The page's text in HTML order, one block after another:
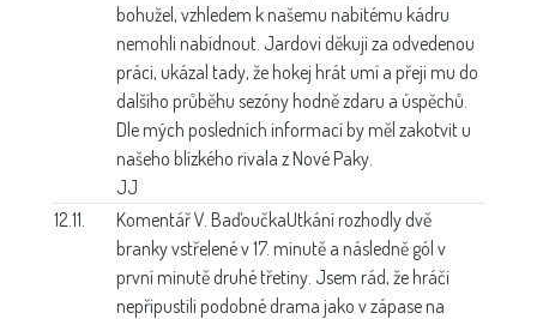
bohužel, vzhledem k našemu nabitému kádru
nemohli nabídnout. Jardovi děkuji za odvedenou
práci, ukázal tady, že hokej hrát umí a přeji mu do
dalšího průběhu sezóny hodně zdaru a úspěchů.
Dle mých posledních informací by měl zakotvit u
našeho blízkého rivala z Nové Paky.
JJ
12.11.
Komentář V. BaďoučkaUtkání rozhodly dvě
branky vstřelené v 17. minutě a následně gól v
první minutě druhé třetiny. Jsem rád, že hráči
nepřipustili podobné drama jako v zápase na